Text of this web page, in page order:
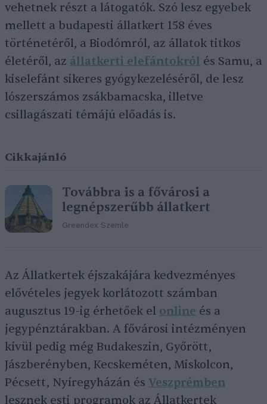
vehetnek részt a látogatók. Szó lesz egyebek
mellett a budapesti állatkert 158 éves
történetéről, a Biodómról, az állatok titkos
életéről, az állatkerti elefántokról és Samu, a
kiselefánt sikeres gyógykezeléséről, de lesz
lószerszámos zsákbamacska, illetve
csillagászati témájú előadás is.
Cikkajánló
Továbbra is a fővárosi a
legnépszerűbb állatkert
Greendex Szemle
Az Állatkertek éjszakájára kedvezményes
elővételes jegyek korlátozott számban
augusztus 19-ig érhetőek el online és a
jegypénztárakban. A fővárosi intézményen
kívül pedig még Budakeszin, Győrött,
Jászberényben, Kecskeméten, Miskolcon,
Pécsett, Nyíregyházán és Veszprémben
lesznek esti programok az Állatkertek